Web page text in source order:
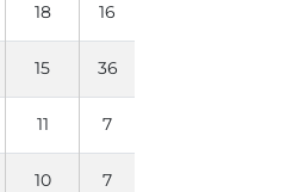
18 16
15 36
11 7
10 7